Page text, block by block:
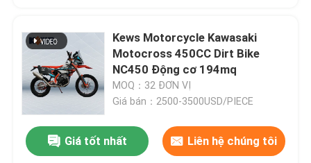
Kews Motorcycle Kawasaki
Motocross 450CC Dirt Bike
NC450 Động cơ 194mq
MOQ：32 ĐƠN VỊ
Giá bán：2500-3500USD/PIECE
Giá tốt nhất Liên hệ chúng tôi